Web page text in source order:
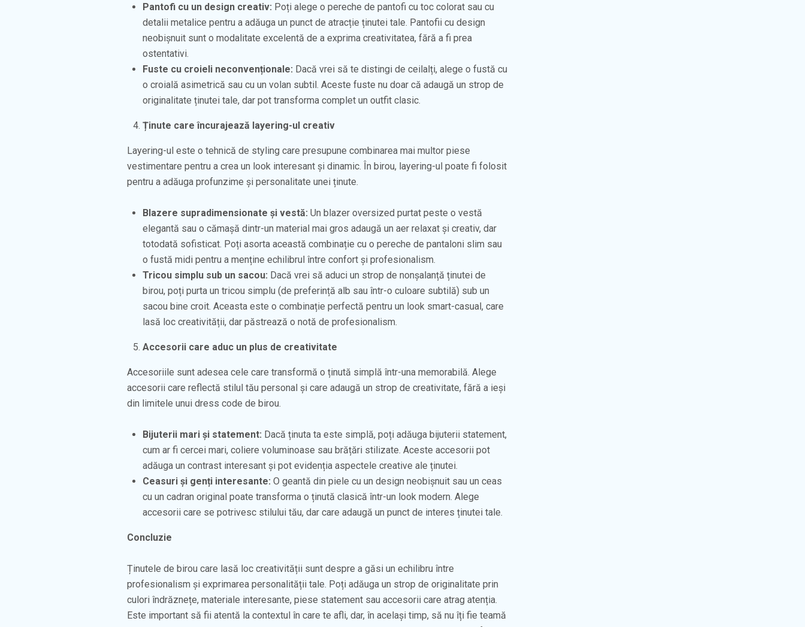
Pantofi cu un design creativ: Poți alege o pereche de pantofi cu toc colorat sau cu
detalii metalice pentru a adăuga un punct de atracție ținutei tale. Pantofii cu design
neobișnuit sunt o modalitate excelentă de a exprima creativitatea, fără a fi prea
ostentativi.
Fuste cu croieli neconvenționale: Dacă vrei să te distingi de ceilalți, alege o fustă cu
o croială asimetrică sau cu un volan subtil. Aceste fuste nu doar că adaugă un strop de
originalitate ținutei tale, dar pot transforma complet un outfit clasic.
Ținute care încurajează layering-ul creativ
Layering-ul este o tehnică de styling care presupune combinarea mai multor piese
vestimentare pentru a crea un look interesant și dinamic. În birou, layering-ul poate fi folosit
pentru a adăuga profunzime și personalitate unei ținute.
Blazere supradimensionate și vestă: Un blazer oversized purtat peste o vestă
elegantă sau o cămașă dintr-un material mai gros adaugă un aer relaxat și creativ, dar
totodată sofisticat. Poți asorta această combinație cu o pereche de pantaloni slim sau
o fustă midi pentru a menține echilibrul între confort și profesionalism.
Tricou simplu sub un sacou: Dacă vrei să aduci un strop de nonșalanță ținutei de
birou, poți purta un tricou simplu (de preferință alb sau într-o culoare subtilă) sub un
sacou bine croit. Aceasta este o combinație perfectă pentru un look smart-casual, care
lasă loc creativității, dar păstrează o notă de profesionalism.
Accesorii care aduc un plus de creativitate
Accesoriile sunt adesea cele care transformă o ținută simplă într-una memorabilă. Alege
accesorii care reflectă stilul tău personal și care adaugă un strop de creativitate, fără a ieși
din limitele unui dress code de birou.
Bijuterii mari și statement: Dacă ținuta ta este simplă, poți adăuga bijuterii statement,
cum ar fi cercei mari, coliere voluminoase sau brățări stilizate. Aceste accesorii pot
adăuga un contrast interesant și pot evidenția aspectele creative ale ținutei.
Ceasuri și genți interesante: O geantă din piele cu un design neobișnuit sau un ceas
cu un cadran original poate transforma o ținută clasică într-un look modern. Alege
accesorii care se potrivesc stilului tău, dar care adaugă un punct de interes ținutei tale.
Concluzie
Ținutele de birou care lasă loc creativității sunt despre a găsi un echilibru între
profesionalism și exprimarea personalității tale. Poți adăuga un strop de originalitate prin
culori îndrăznețe, materiale interesante, piese statement sau accesorii care atrag atenția.
Este important să fii atentă la contextul în care te afli, dar, în același timp, să nu îți fie teamă